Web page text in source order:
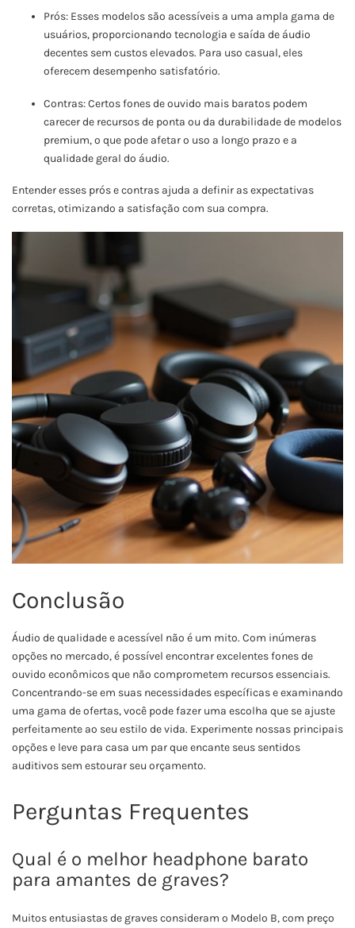
Prós: Esses modelos são acessíveis a uma ampla gama de
usuários, proporcionando tecnologia e saída de áudio
decentes sem custos elevados. Para uso casual, eles
oferecem desempenho satisfatório.
Contras: Certos fones de ouvido mais baratos podem
carecer de recursos de ponta ou da durabilidade de modelos
premium, o que pode afetar o uso a longo prazo e a
qualidade geral do áudio.
Entender esses prós e contras ajuda a definir as expectativas
corretas, otimizando a satisfação com sua compra.
Conclusão
Áudio de qualidade e acessível não é um mito. Com inúmeras
opções no mercado, é possível encontrar excelentes fones de
ouvido econômicos que não comprometem recursos essenciais.
Concentrando-se em suas necessidades específicas e examinando
uma gama de ofertas, você pode fazer uma escolha que se ajuste
perfeitamente ao seu estilo de vida. Experimente nossas principais
opções e leve para casa um par que encante seus sentidos
auditivos sem estourar seu orçamento.
Perguntas Frequentes
Qual é o melhor headphone barato
para amantes de graves?
Muitos entusiastas de graves consideram o Modelo B, com preço